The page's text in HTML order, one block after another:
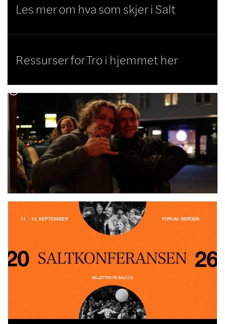
Les mer om hva som skjer i Salt
Ressurser for Tro i hjemmet her
